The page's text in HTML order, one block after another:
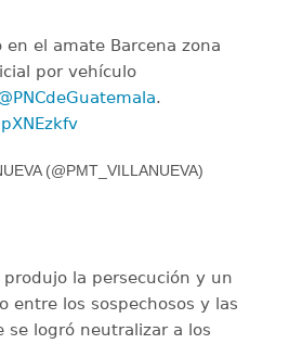
en el amate Barcena zona
por vehículo
.
(@PMT_VILLANUEVA)
la persecución y un
entre los sospechosos y las
se logró neutralizar a los